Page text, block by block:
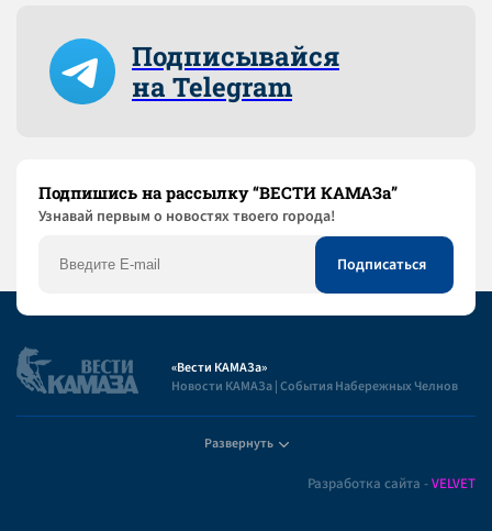
Подписывайся
на Telegram
Подпишись на рассылку “ВЕСТИ КАМАЗа”
Узнaвай первым о новостях твоего города!
«Вести КАМАЗа»
Новости КАМАЗа | События Набережных Челнов
Развернуть
Разработка сайта -VELVET